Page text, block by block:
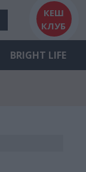
КЕШ
КЛУБ
BRIGHT LIFE